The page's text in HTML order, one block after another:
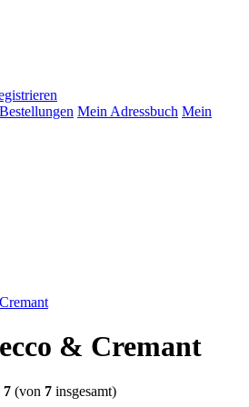
Mein Adressbuch Mein
& Cremant
7 (von 7 insgesamt)